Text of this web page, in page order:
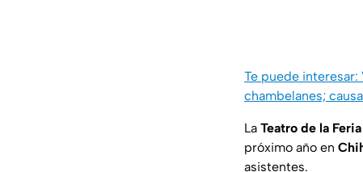
Te puede interesar:
chambelanes;
La Teatro de la
próximo año en
asistentes.